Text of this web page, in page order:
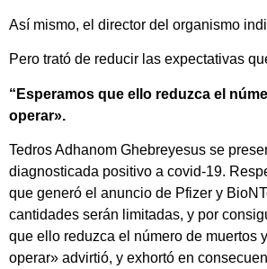
Así mismo, el director del organismo
Pero trató de reducir las expectativas
“Esperamos que ello reduzca el
operar».
Tedros Adhanom Ghebreyesus se
diagnosticada positivo a covid-19.
que generó el anuncio de Pfizer y
cantidades serán limitadas, y por
que ello reduzca el número de muertos
operar» advirtió, y exhortó en